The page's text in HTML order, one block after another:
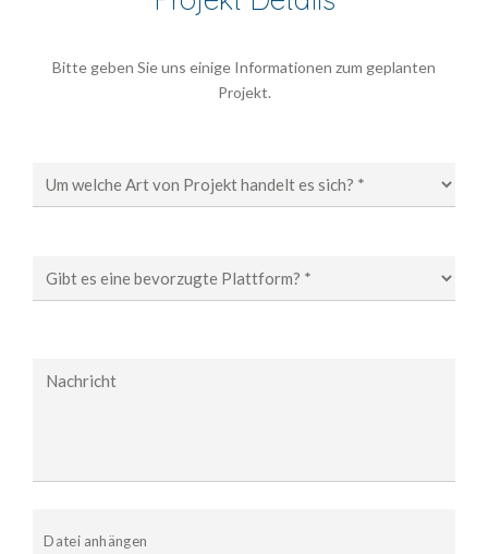
Bitte geben Sie uns einige Informationen zum geplanten
Projekt.
Um welche Art von Projekt handelt es sich? *
Gibt es eine bevorzugte Plattform? *
Nachricht
Datei anhängen